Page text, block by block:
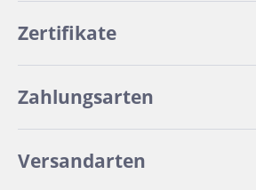
Zertifikate
Zahlungsarten
Versandarten